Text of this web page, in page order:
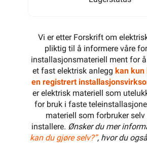
Vi er etter Forskrift om
pliktig til å informere våre
installasjonsmateriell ment for
et fast elektrisk anlegg kan kun
en registrert
er elektrisk materiell som
for bruk i faste
materiell som forbruker
installere. Ønsker du mer
kan du gjøre selv?”, hvor du